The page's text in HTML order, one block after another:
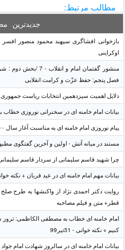
مطالب مرتبط:
جدیدترین
بازخوانی افشاگری سپهبد محمود منصور افسر
اوکراینی
فصل پنجم: حفظ عزّت و کرامت انقلابی
دلایل اهمیت سیزدهمین انتخابات ریاست جمهوری
بیانات امام خامنه ای در سخنرانی نوروزی
پیام نوروزی امام خامنه ای به مناسبت آغاز سال ۱۴۰۰
مستند در میانه آتش - اولین و آخرین گفتگوی
چرا شهید قاسم سلیمانی از سردار قاسم
بیانات مهم امام خامنه ای در عید قربان + نکته
روایت دکتر احمدی نژاد از واکنشها به طرح
قطر+ متن و فیلم مصاحبه
امام خامنه ای خطاب به مصطفی الکاظمی:
کنیم + نکته خوانی - 31تیر99
بیانات امام خامنه ای در سالروز شهادت امام جواد